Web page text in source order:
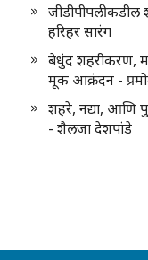
जीडीपीपलीकडील
हरिहर सारंग
बेधुंद शहरीकरण,
मूक आक्रंदन -
शहरे, नद्या, आणि
- शैलजा देशपांडे